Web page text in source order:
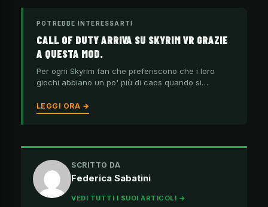
POTREBBE INTERESSARTI
CALL OF DUTY ARRIVA SU SKYRIM VR GRAZIE
A QUESTA MOD.
Per ogni Skyrim fan che preferiscono che i loro
giochi abbiano un po' più di caos quando si…
LEGGI ORA →
SCRITTO DA
Federica Sabatini
VEDI TUTTI I SUOI ARTICOLI →